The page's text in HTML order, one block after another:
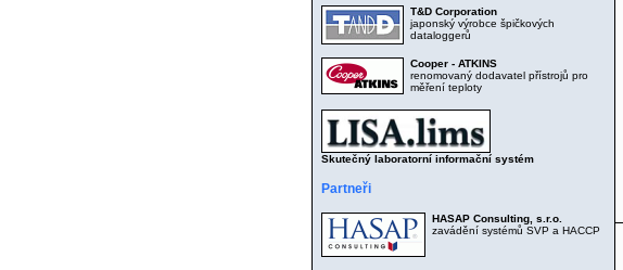
T&D Corporation
japonský výrobce špičkových
dataloggerů
Cooper - ATKINS
renomovaný dodavatel přístrojů pro
měření teploty
Skutečný laboratorní informační systém
Partneři
HASAP Consulting, s.r.o.
zavádění systémů SVP a HACCP